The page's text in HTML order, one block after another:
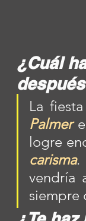
¿Cuál
La
Palmer
logre
carisma.
vendría
siempre